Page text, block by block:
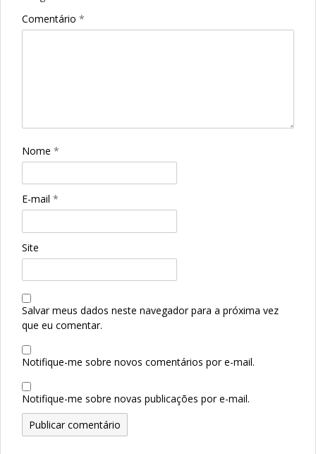
Comentário *
Nome *
E-mail *
Site
Salvar meus dados neste navegador para a próxima vez
que eu comentar.
Notifique-me sobre novos comentários por e-mail.
Notifique-me sobre novas publicações por e-mail.